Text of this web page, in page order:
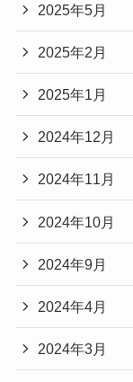
2025年5月
2025年2月
2025年1月
2024年12月
2024年11月
2024年10月
2024年9月
2024年4月
2024年3月